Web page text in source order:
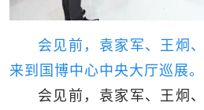
会见前，袁家军、王炯
来到国博中心中央大厅巡展
会见前，袁家军、王炯